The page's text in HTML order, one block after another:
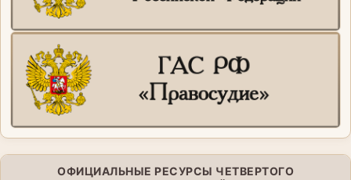
ОФИЦИАЛЬНЫЕ РЕСУРСЫ ЧЕТВЕРТОГО